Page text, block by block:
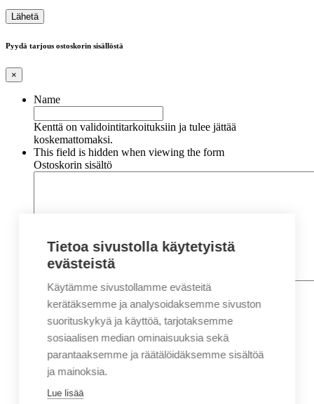
Pyydä tarjous ostoskorin sisällöstä
×
Name
Kenttä on validointitarkoituksiin ja tulee jättää
koskemattomaksi.
This field is hidden when viewing the form
Ostoskorin sisältö
Nimi*
Etunimi
Sukunimi
Sähköposti*
Puhelin*
Tietoa sivustolla käytetyistä
evästeistä
Käytämme sivustollamme evästeitä
kerätäksemme ja analysoidaksemme sivuston
suorituskykyä ja käyttöä, tarjotaksemme
sosiaalisen median ominaisuuksia sekä
parantaaksemme ja räätälöidäksemme sisältöä
ja mainoksia.
Lue lisää